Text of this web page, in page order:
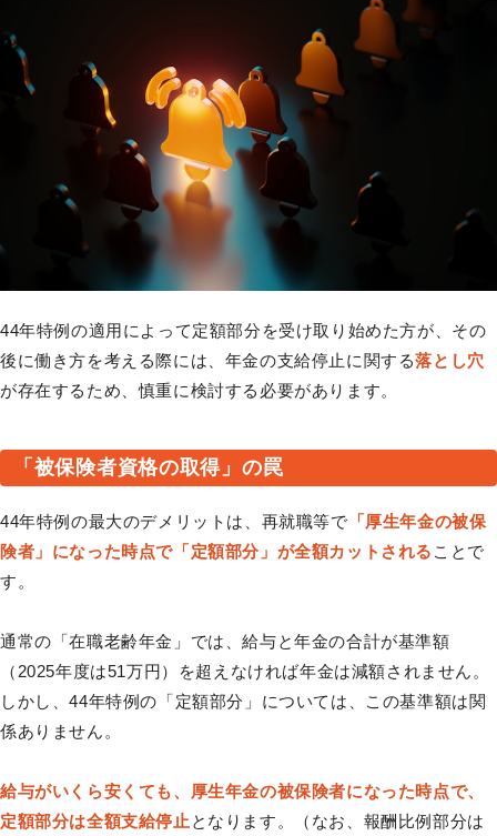
44年特例の適用によって定額部分を受け取り始めた方が、その
後に働き方を考える際には、年金の支給停止に関する落とし穴
が存在するため、慎重に検討する必要があります。
「被保険者資格の取得」の罠
44年特例の最大のデメリットは、再就職等で 「厚生年金の被保
険者」になった時点で「定額部分」が全額カットされる ことで
す。
通常の「在職老齢年金」では、給与と年金の合計が基準額
（2025年度は51万円）を超えなければ年金は減額されません。
しかし、44年特例の「定額部分」については、この基準額は関
係ありません。
給与がいくら安くても、厚生年金の被保険者になった時点で、
定額部分は全額支給停止 となります。（なお、報酬比例部分は